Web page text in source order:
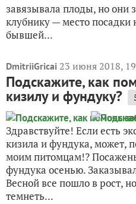
завязывала плоды, но они
клубнику — место посадки
бывшей...
DmitriiGricai 23 июня 2018,
Подскажите, как
кизилу и фундуку?
Здравствуйте! Если есть
кизила и фундука, может,
моим питомцам!?
фундука осенью.
Весной все пошло в рост,
темнеть...